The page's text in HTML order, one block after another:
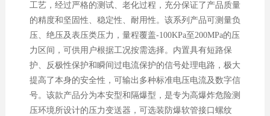
工艺，经过严格的测试、老化过程，充分保证了产品质量
的精度和坚固性、稳定性、耐用性。该系列产品可测量负
压、绝压及表压类压力，量程覆盖-100KPa至200MPa的压
力区间，可供用户根据工况按需选择。内置具有短路保
护、反极性保护和瞬间过电流保护的信号处理电路，极大
提高了本身的安全性，可输出多种标准电压电流及数字信
号。该款产品分为本安型和隔爆型，是专为高爆炸危险测
压环境所设计的压力变送器，可选装防爆软管接口螺纹